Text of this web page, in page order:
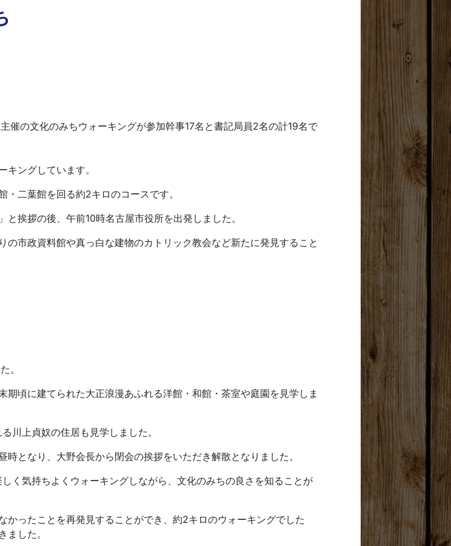
の文化のみちウォーキングが参加幹事17名と書記局員2名の計19名で
ングしています。
二葉館を回る約2キロのコースです。
挨拶の後、午前10時名古屋市役所を出発しました。
市政資料館や真っ白な建物のカトリック教会など新たに発見すること
。
頃に建てられた大正浪漫あふれる洋館・和館・茶室や庭園を見学しま
川上貞奴の住居も見学しました。
となり、大野会長から閉会の挨拶をいただき解散となりました。
く気持ちよくウォーキングしながら、文化のみちの良さを知ることが
ったことを再発見することができ、約2キロのウォーキングでした
した。